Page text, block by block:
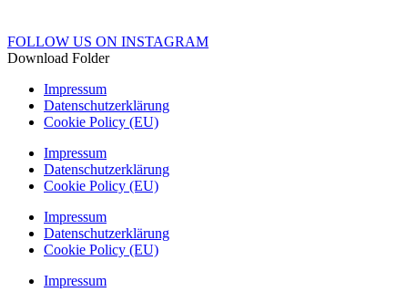
FOLLOW US ON INSTAGRAM
Download Folder
Impressum
Datenschutzerklärung
Cookie Policy (EU)
Impressum
Datenschutzerklärung
Cookie Policy (EU)
Impressum
Datenschutzerklärung
Cookie Policy (EU)
Impressum